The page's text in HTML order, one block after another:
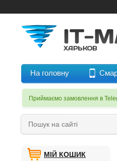
На головну
Приймаємо замовлення в
МІЙ КОШИК